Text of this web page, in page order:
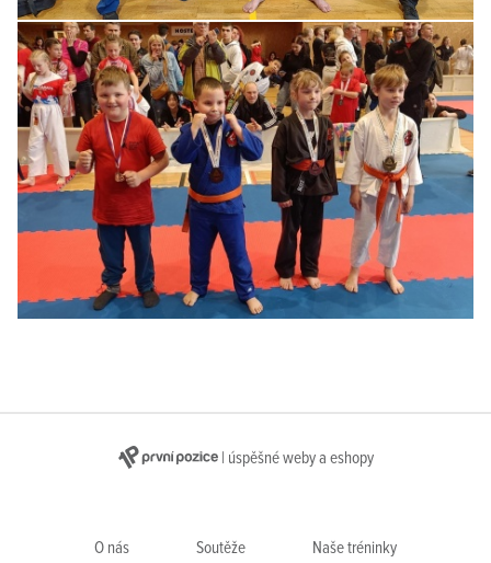
| úspěšné weby a eshopy
O nás Soutěže Naše tréninky